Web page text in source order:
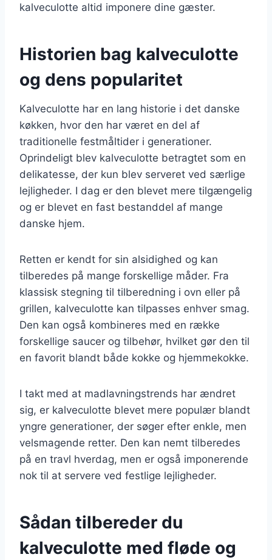
kalveculotte altid imponere dine gæster.
Historien bag kalveculotte
og dens popularitet
Kalveculotte har en lang historie i det danske
køkken, hvor den har været en del af
traditionelle festmåltider i generationer.
Oprindeligt blev kalveculotte betragtet som en
delikatesse, der kun blev serveret ved særlige
lejligheder. I dag er den blevet mere tilgængelig
og er blevet en fast bestanddel af mange
danske hjem.
Retten er kendt for sin alsidighed og kan
tilberedes på mange forskellige måder. Fra
klassisk stegning til tilberedning i ovn eller på
grillen, kalveculotte kan tilpasses enhver smag.
Den kan også kombineres med en række
forskellige saucer og tilbehør, hvilket gør den til
en favorit blandt både kokke og hjemmekokke.
I takt med at madlavningstrends har ændret
sig, er kalveculotte blevet mere populær blandt
yngre generationer, der søger efter enkle, men
velsmagende retter. Den kan nemt tilberedes
på en travl hverdag, men er også imponerende
nok til at servere ved festlige lejligheder.
Sådan tilbereder du
kalveculotte med fløde og